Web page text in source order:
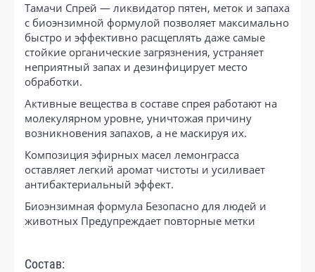
Тамачи Спрей — ликвидатор пятен, меток и запаха
с биоэнзимной формулой позволяет максимально
быстро и эффективно расщеплять даже самые
стойкие органические загрязнения, устраняет
неприятный запах и дезинфицирует место
обработки.
Активные вещества в составе спрея работают на
молекулярном уровне, уничтожая причину
возникновения запахов, а не маскируя их.
Композиция эфирных масел лемонграсса
оставляет легкий аромат чистоты и усиливает
антибактериальный эффект.
Биоэнзимная формула Безопасно для людей и
животных Предупреждает повторные метки
Состав: